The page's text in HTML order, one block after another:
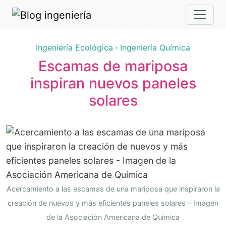
Ingeniería Ecológica · Ingeniería Química
Escamas de mariposa
inspiran nuevos paneles
solares
Acercamiento a las escamas de una mariposa que inspiraron la
creación de nuevos y más eficientes paneles solares - Imagen
de la Asociación Americana de Química